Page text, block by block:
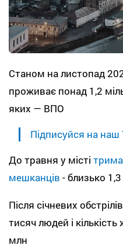
Станом на листопад
проживає понад 1,2
яких — ВПО
Підписуйся на наш
До травня у місті
мешканців - близько
Після січневих
тисяч людей і
млн